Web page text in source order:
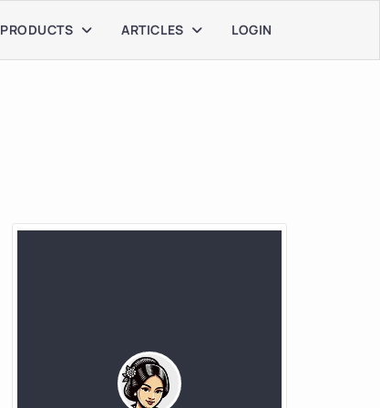
LOGIN
ARTICLES
PRODUCTS